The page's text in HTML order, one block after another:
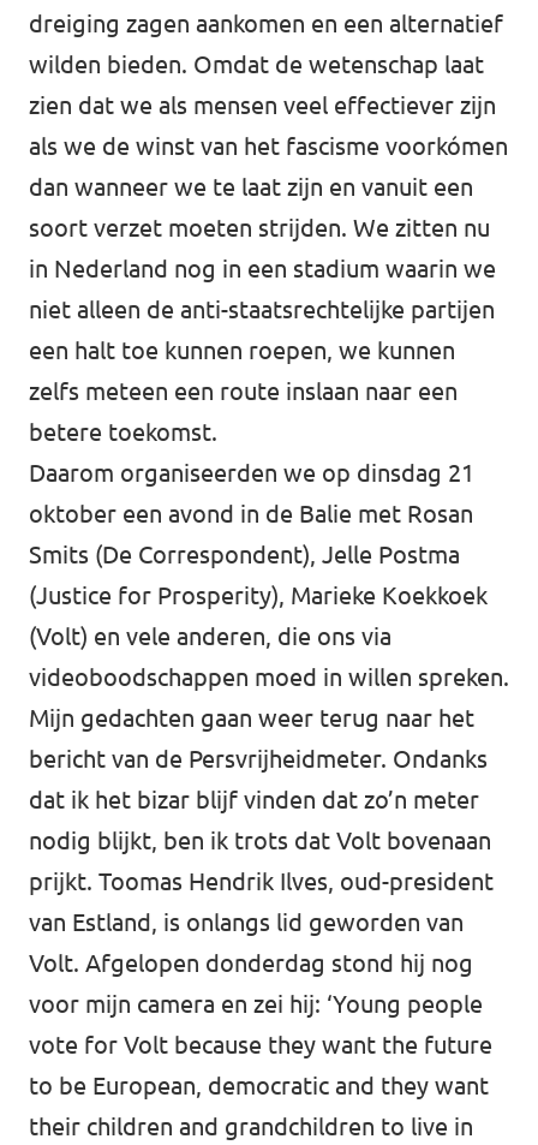
dreiging zagen aankomen en een alternatief
wilden bieden. Omdat de wetenschap laat
zien dat we als mensen veel effectiever zijn
als we de winst van het fascisme voorkómen
dan wanneer we te laat zijn en vanuit een
soort verzet moeten strijden. We zitten nu
in Nederland nog in een stadium waarin we
niet alleen de anti-staatsrechtelijke partijen
een halt toe kunnen roepen, we kunnen
zelfs meteen een route inslaan naar een
betere toekomst.
Daarom organiseerden we op dinsdag 21
oktober een avond in de Balie met Rosan
Smits (De Correspondent), Jelle Postma
(Justice for Prosperity), Marieke Koekkoek
(Volt) en vele anderen, die ons via
videoboodschappen moed in willen spreken.
Mijn gedachten gaan weer terug naar het
bericht van de Persvrijheidmeter. Ondanks
dat ik het bizar blijf vinden dat zo’n meter
nodig blijkt, ben ik trots dat Volt bovenaan
prijkt. Toomas Hendrik Ilves, oud-president
van Estland, is onlangs lid geworden van
Volt. Afgelopen donderdag stond hij nog
voor mijn camera en zei hij: ‘Young people
vote for Volt because they want the future
to be European, democratic and they want
their children and grandchildren to live in